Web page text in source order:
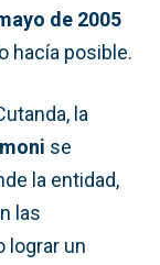
de 2005
hacía posible.
la
se
la entidad,
las
lograr un